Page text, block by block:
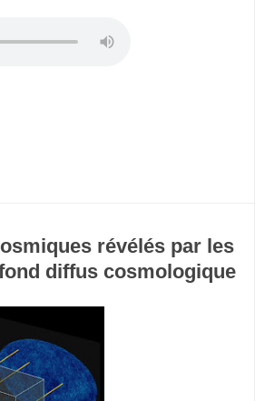
révélés par les
diffus cosmologique